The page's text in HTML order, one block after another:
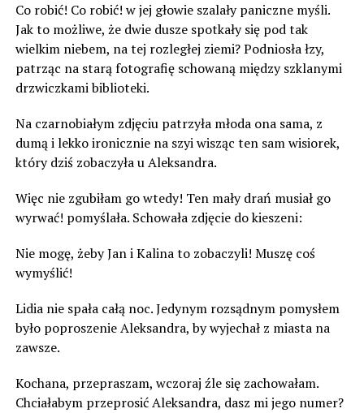
Co robić! Co robić! w jej głowie szalały paniczne myśli.
Jak to możliwe, że dwie dusze spotkały się pod tak
wielkim niebem, na tej rozległej ziemi? Podniosła łzy,
patrząc na starą fotografię schowaną między szklanymi
drzwiczkami biblioteki.
Na czarnobiałym zdjęciu patrzyła młoda ona sama, z
dumą i lekko ironicznie na szyi wisząc ten sam wisiorek,
który dziś zobaczyła u Aleksandra.
Więc nie zgubiłam go wtedy! Ten mały drań musiał go
wyrwać! pomyślała. Schowała zdjęcie do kieszeni:
Nie mogę, żeby Jan i Kalina to zobaczyli! Muszę coś
wymyślić!
Lidia nie spała całą noc. Jedynym rozsądnym pomysłem
było poproszenie Aleksandra, by wyjechał z miasta na
zawsze.
Kochana, przepraszam, wczoraj źle się zachowałam.
Chciałabym przeprosić Aleksandra, dasz mi jego numer?